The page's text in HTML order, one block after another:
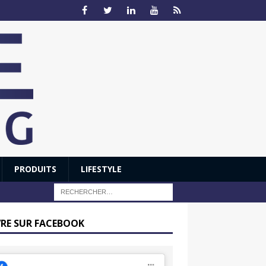
PRODUITS LIFESTYLE
SUR FACEBOOK